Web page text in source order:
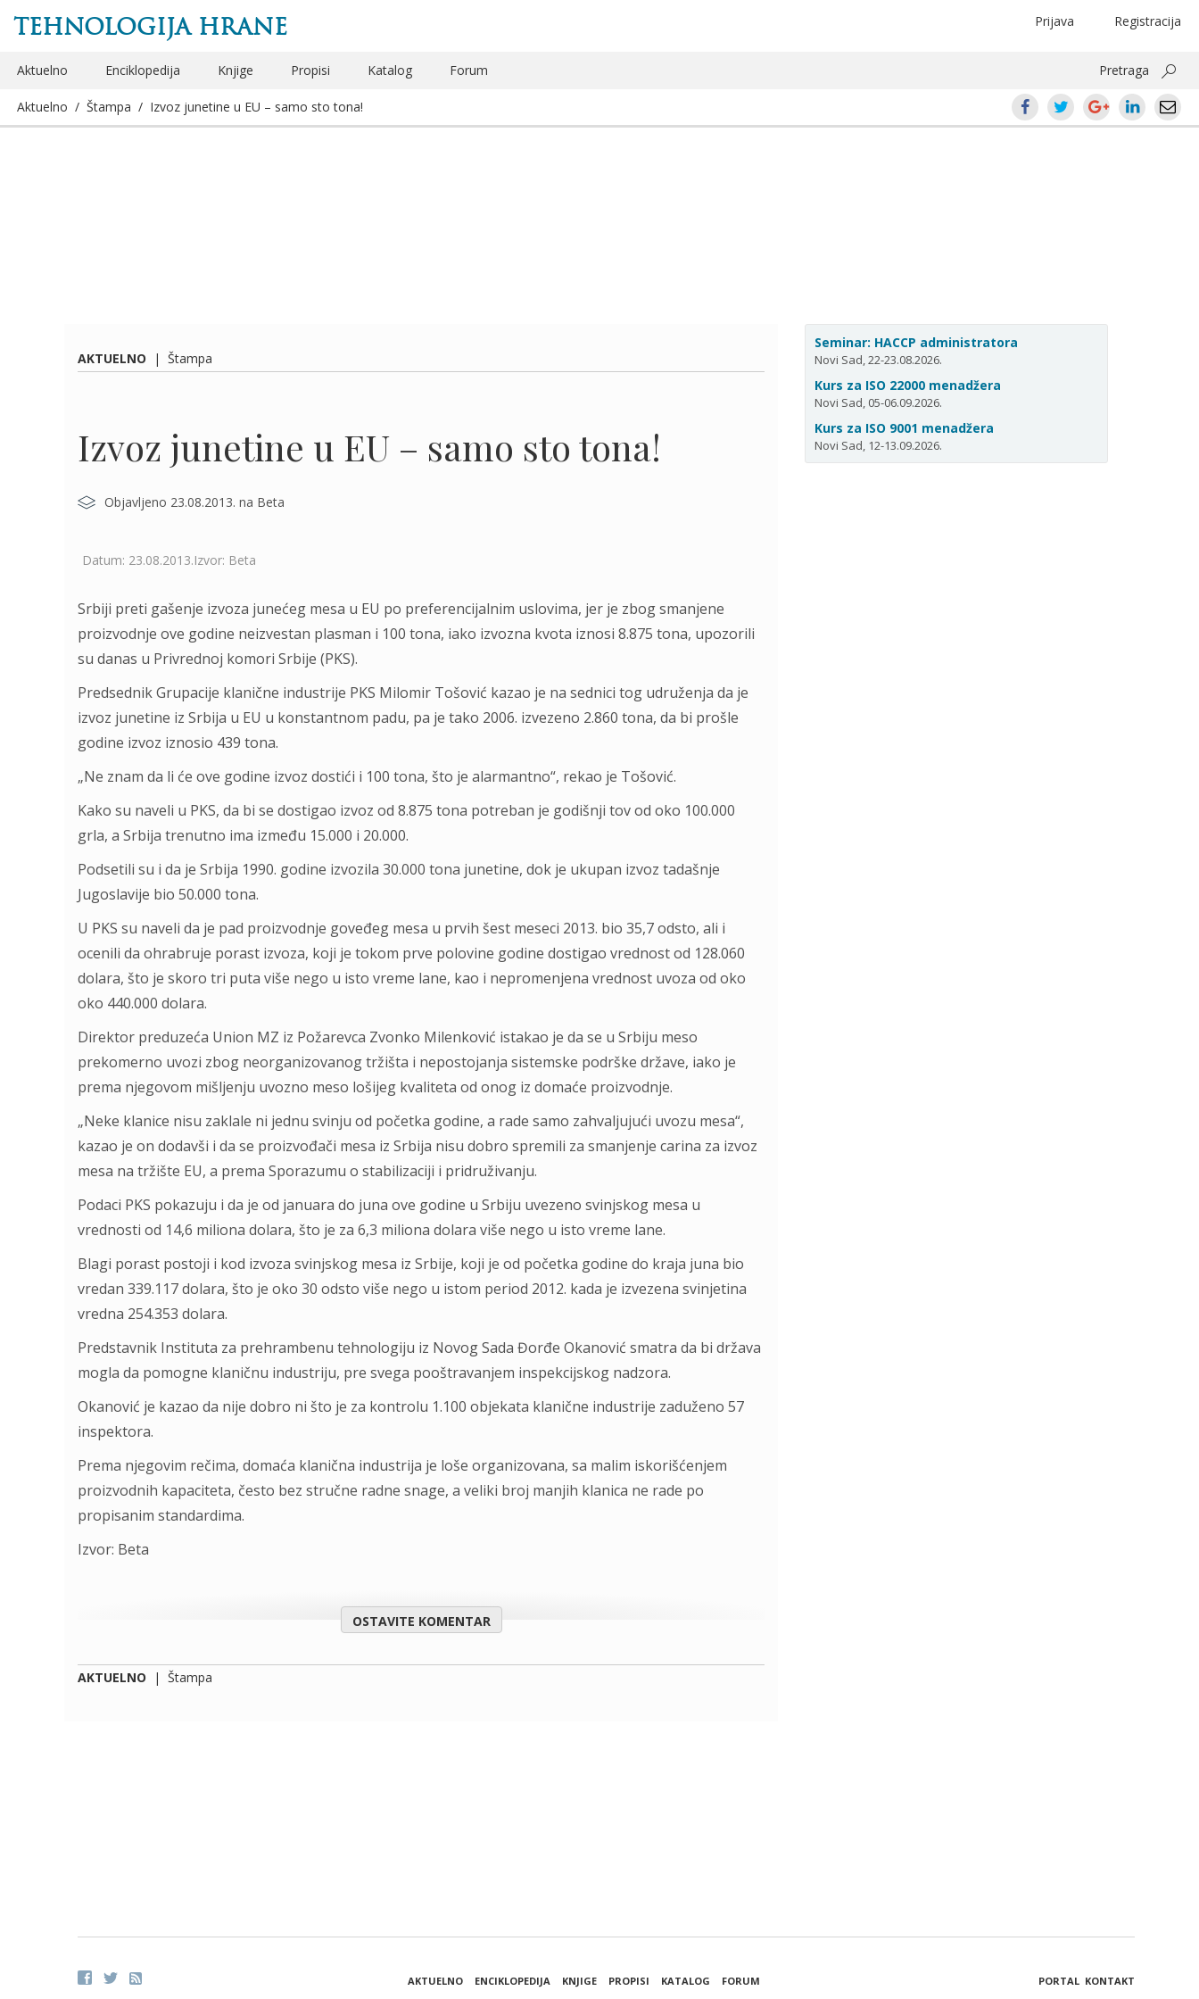
TEHNOLOGIJA HRANE Registracija
Prijava
Aktuelno Enciklopedija Knjige Propisi Katalog Forum Pretraga
Aktuelno / Štampa / Izvoz junetine u EU – samo sto tona!
AKTUELNO | Štampa
Izvoz junetine u EU – samo sto tona!
Objavljeno 23.08.2013. na Beta
Datum: 23.08.2013.Izvor: Beta
Srbiji preti gašenje izvoza junećeg mesa u EU po preferencijalnim uslovima, jer je zbog smanjene
proizvodnje ove godine neizvestan plasman i 100 tona, iako izvozna kvota iznosi 8.875 tona, upozorili
su danas u Privrednoj komori Srbije (PKS).
Predsednik Grupacije klanične industrije PKS Milomir Tošović kazao je na sednici tog udruženja da je
izvoz junetine iz Srbija u EU u konstantnom padu, pa je tako 2006. izvezeno 2.860 tona, da bi prošle
godine izvoz iznosio 439 tona.
„Ne znam da li će ove godine izvoz dostići i 100 tona, što je alarmantno“, rekao je Tošović.
Kako su naveli u PKS, da bi se dostigao izvoz od 8.875 tona potreban je godišnji tov od oko 100.000
grla, a Srbija trenutno ima između 15.000 i 20.000.
Podsetili su i da je Srbija 1990. godine izvozila 30.000 tona junetine, dok je ukupan izvoz tadašnje
Jugoslavije bio 50.000 tona.
U PKS su naveli da je pad proizvodnje goveđeg mesa u prvih šest meseci 2013. bio 35,7 odsto, ali i
ocenili da ohrabruje porast izvoza, koji je tokom prve polovine godine dostigao vrednost od 128.060
dolara, što je skoro tri puta više nego u isto vreme lane, kao i nepromenjena vrednost uvoza od oko
oko 440.000 dolara.
Direktor preduzeća Union MZ iz Požarevca Zvonko Milenković istakao je da se u Srbiju meso
prekomerno uvozi zbog neorganizovanog tržišta i nepostojanja sistemske podrške države, iako je
prema njegovom mišljenju uvozno meso lošijeg kvaliteta od onog iz domaće proizvodnje.
„Neke klanice nisu zaklale ni jednu svinju od početka godine, a rade samo zahvaljujući uvozu mesa“,
kazao je on dodavši i da se proizvođači mesa iz Srbija nisu dobro spremili za smanjenje carina za izvoz
mesa na tržište EU, a prema Sporazumu o stabilizaciji i pridruživanju.
Podaci PKS pokazuju i da je od januara do juna ove godine u Srbiju uvezeno svinjskog mesa u
vrednosti od 14,6 miliona dolara, što je za 6,3 miliona dolara više nego u isto vreme lane.
Blagi porast postoji i kod izvoza svinjskog mesa iz Srbije, koji je od početka godine do kraja juna bio
vredan 339.117 dolara, što je oko 30 odsto više nego u istom period 2012. kada je izvezena svinjetina
vredna 254.353 dolara.
Predstavnik Instituta za prehrambenu tehnologiju iz Novog Sada Đorđe Okanović smatra da bi država
mogla da pomogne klaničnu industriju, pre svega pooštravanjem inspekcijskog nadzora.
Okanović je kazao da nije dobro ni što je za kontrolu 1.100 objekata klanične industrije zaduženo 57
inspektora.
Prema njegovim rečima, domaća klanična industrija je loše organizovana, sa malim iskorišćenjem
proizvodnih kapaciteta, često bez stručne radne snage, a veliki broj manjih klanica ne rade po
propisanim standardima.
Izvor: Beta
OSTAVITE KOMENTAR
AKTUELNO | Štampa
Seminar: HACCP administratora
Novi Sad, 22-23.08.2026.
Kurs za ISO 22000 menadžera
Novi Sad, 05-06.09.2026.
Kurs za ISO 9001 menadžera
Novi Sad, 12-13.09.2026.
AKTUELNO ENCIKLOPEDIJA KNJIGE PROPISI KATALOG FORUM PORTAL KONTAKT